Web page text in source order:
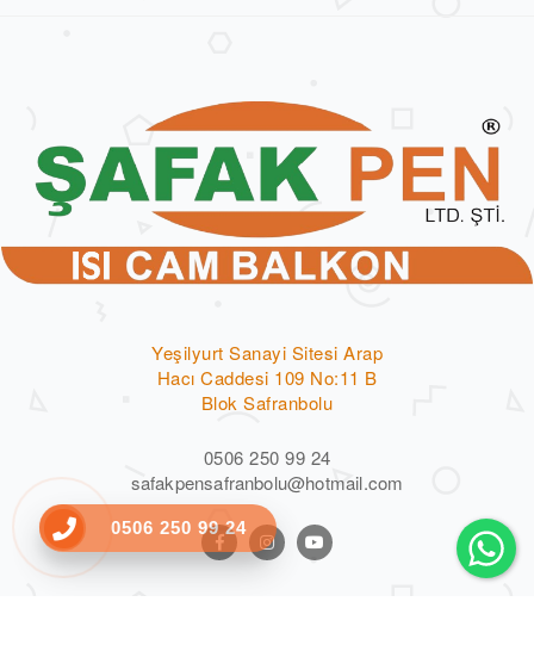
Yeşilyurt Sanayi Sitesi Arap
Hacı Caddesi 109 No:11 B
Blok Safranbolu
0506 250 99 24
safakpensafranbolu@hotmail.com
0506 250 99 24